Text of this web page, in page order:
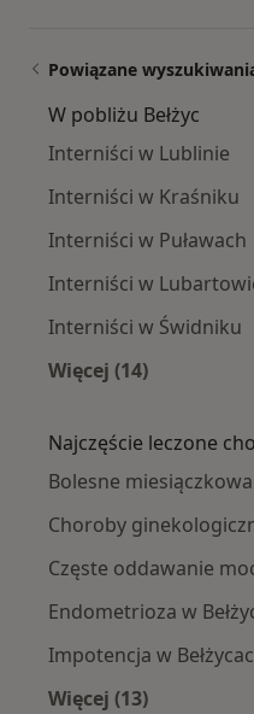
Powiązane
W pobliżu Bełżyc
Interniści w Lublinie
Interniści w Kraśniku
Interniści w Puławach
Interniści w
Interniści w Świdniku
Więcej (14)
Najczęście leczone
Bolesne
Choroby
Częste oddawanie
Endometrioza w
Impotencja w
Więcej (13)